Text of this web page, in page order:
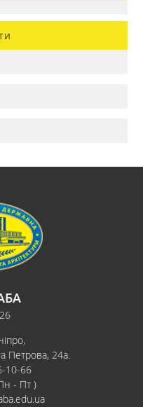
Петрова, 24а.
10-66
- Пт )